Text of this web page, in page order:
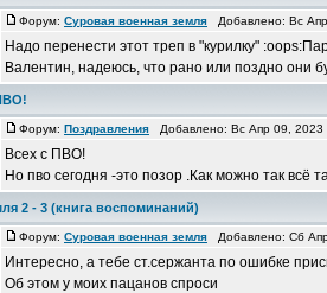
Форум: Суровая военная земля Добавлено: Вс
Надо перенести этот треп в "курилку"
Валентин, надеюсь, что рано или поздно они
Форум: Поздравления Добавлено: Вс Апр 09,
Всех с ПВО!
Но пво сегодня -это позор .Как можно так всё
2 - 3 (книга воспоминаний)
Форум: Суровая военная земля Добавлено: Сб
Интересно, а тебе ст.сержанта по ошибке
Об этом у моих пацанов спроси